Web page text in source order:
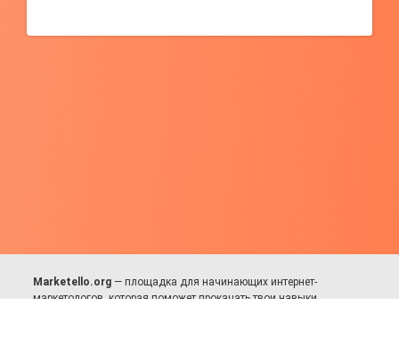
Marketello.org — площадка для начинающих интернет-
маркетологов, которая поможет прокачать твои навыки.